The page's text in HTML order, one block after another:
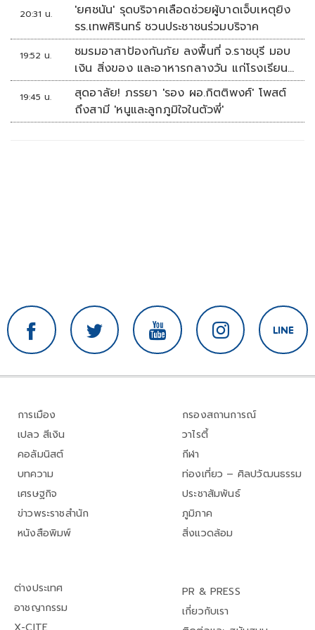
20:31 น.
'ยศชนัน' รุดบริจาคเลือดช่วยผู้บาดเจ็บเหตุยิง
รร.เทพศิรินทร์ ชวนประชาชนร่วมบริจาค
19:52 น.
ชมรมอาสาป้องกันภัย ลงพื้นที่ จ.ราชบุรี มอบ
เงิน สิ่งของ และอาหารกลางวัน แก่โรงเรียน
บ้านหนองน้ำใส
19:45 น.
สุดอาลัย! ภรรยา 'รอง ผอ.กิตติพงศ์' โพสต์
ถึงสามี 'หนูและลูกภูมิใจในตัวพี่'
การเมือง
เปลว สีเงิน
คอลัมนิสต์
บทความ
เศรษฐกิจ
ข่าวพระราชสำนัก
หนังสือพิมพ์
กรองสถานการณ์
วาไรตี้
กีฬา
ท่องเที่ยว – ศิลปวัฒนธรรม
ประชาสัมพันธ์
ภูมิภาค
สิ่งแวดล้อม
ต่างประเทศ
อาชญากรรม
PR & PRESS
เกี่ยวกับเรา